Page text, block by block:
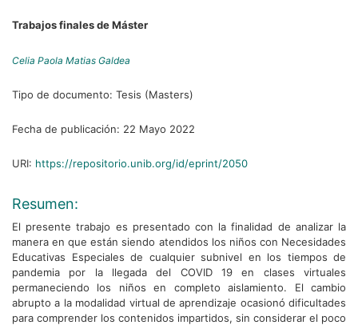
Trabajos finales de Máster
Celia Paola Matias Galdea
Tipo de documento: Tesis (Masters)
Fecha de publicación: 22 Mayo 2022
URI: https://repositorio.unib.org/id/eprint/2050
Resumen:
El presente trabajo es presentado con la finalidad de analizar la
manera en que están siendo atendidos los niños con Necesidades
Educativas Especiales de cualquier subnivel en los tiempos de
pandemia por la llegada del COVID 19 en clases virtuales
permaneciendo los niños en completo aislamiento. El cambio
abrupto a la modalidad virtual de aprendizaje ocasionó dificultades
para comprender los contenidos impartidos, sin considerar el poco